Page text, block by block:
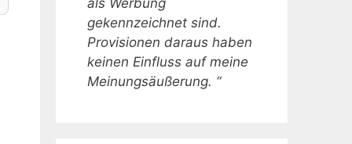
als Werbung
gekennzeichnet sind.
Provisionen daraus haben
keinen Einfluss auf meine
Meinungsäußerung. “